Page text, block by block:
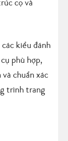
cọ và
kiểu đánh
phù hợp,
chuẩn xác
trình trang